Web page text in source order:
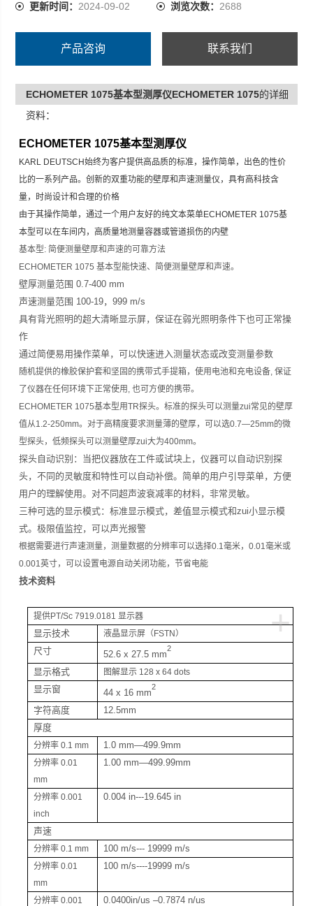
器或管道损伤的内壁
基本型: 简便测量壁厚和声速的可靠方法
更新时间： 2024-09-02 浏览次数： 2688
产品咨询 联系我们
ECHOMETER 1075基本型测厚仪ECHOMETER 1075的详细
资料：
ECHOMETER 1075基本型测厚仪
KARL DEUTSCH始终为客户提供高品质的标准，操作简单，出色的性价
比的一系列产品。创新的双重功能的壁厚和声速测量仪，具有高科技含
量，时尚设计和合理的价格
由于其操作简单，通过一个用户友好的纯文本菜单ECHOMETER 1075基
本型可以在车间内，高质量地测量容器或管道损伤的内壁
基本型:简便测量壁厚和声速的可靠方法
ECHOMETER 1075基本型能快速、简便测量壁厚和声速。
壁厚测量范围 0.7-400 mm
声速测量范围 100-19，999 m/s
具有背光照明的超大清晰显示屏，保证在弱光照明条件下也可正常操
作
通过简便易用操作菜单，可以快速进入测量状态或改变测量参数
随机提供的橡胶保护套和坚固的携带式手提箱，使用电池和充电设备, 保证
了仪器在任何环境下正常使用, 也可方便的携带。
ECHOMETER 1075基本型用TR探头。标准的探头可以测量zui常见的壁厚
值从1.2-250mm。对于高精度要求测量薄的壁厚，可以选0.7—25mm的微
型探头，低频探头可以测量壁厚zui大为400mm。
探头自动识别：当把仪器放在工件或试块上，仪器可以自动识别探
头，不同的灵敏度和特性可以自动补偿。简单的用户引导菜单，方便
用户的理解使用。对不同超声波衰减率的材料，非常灵敏。
三种可选的显示模式：标准显示模式，差值显示模式和zui小显示模
式。极限值监控，可以声光报警
根据需要进行声速测量，测量数据的分辨率可以选择0.1毫米，0.01毫米或
0.001英寸，可以设置电源自动关闭功能，节省电能
技术资料
+
提供PT/Sc 7919.0181 显示器
显示技术 液晶显示屏（FSTN）
尺寸 52.6 x 27.5 mm
2
显示格式 图解显示 128 x 64 dots
显示窗 44 x 16 mm
2
字符高度
12.5mm
厚度
分辨率 0.1 mm 1.0 mm—499.9mm
分辨率 0.01
mm
1.00 mm—499.99mm
分辨率 0.001
inch
0.004 in---19.645 in
声速
分辨率 0.1 mm 100 m/s--- 19999 m/s
分辨率 0.01
mm
100 m/s----19999 m/s
分辨率 0.001 0.0400in/us –0.7874 n/us